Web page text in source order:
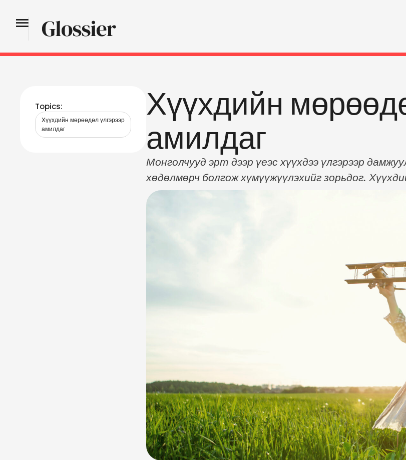
Topics:
Хүүхдийн мөрөөдөл үлгэрээр
амилдаг
Хүүхдийн
амилдаг
Монголчууд эрт дээр үеэс хүүхдээ үлгэрээр
хөдөлмөрч болгож хүмүүжүүлэхийг зорьдог.
үлгэр гэж үздэг. Ихэнх хүүхдийн мөрөөдөл үлгэрт